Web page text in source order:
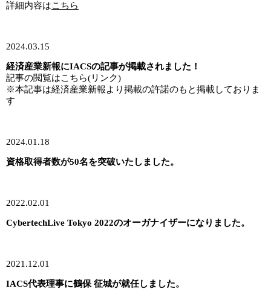
詳細内容はこちら
2024.03.15
経済産業新報にIACSの記事が掲載されました！
記事の閲覧はこちら(リンク)
※本記事は経済産業新報より掲載の許諾のもと掲載しておりま
す
2024.01.18
資格取得者数が50名を突破いたしました。
2022.02.01
CybertechLive Tokyo 2022のオーガナイザーになりました。
2021.12.01
IACS代表理事に鶴保 征城が就任しました。